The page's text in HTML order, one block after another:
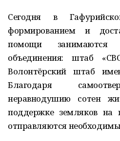
Сегодня в
формированием и
помощи занимаются
объединения: штаб
Волонтёрский штаб
Благодаря
неравнодушию сотен
поддержке земляков на
отправляются